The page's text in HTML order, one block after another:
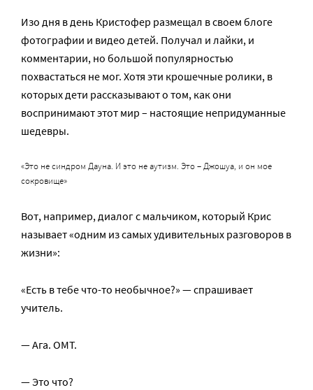
Изо дня в день Кристофер размещал в своем блоге
фотографии и видео детей. Получал и лайки, и
комментарии, но большой популярностью
похвастаться не мог. Хотя эти крошечные ролики, в
которых дети рассказывают о том, как они
воспринимают этот мир – настоящие непридуманные
шедевры.
«Это не синдром Дауна. И это не аутизм. Это – Джошуа, и он мое
сокровище»
Вот, например, диалог с мальчиком, который Крис
называет «одним из самых удивительных разговоров в
жизни»:
«Есть в тебе что-то необычное?» — спрашивает
учитель.
— Ага. ОМТ.
— Это что?